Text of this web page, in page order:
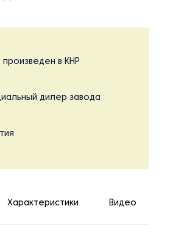
произведен в КНР
дилер завода
Характеристики Видео